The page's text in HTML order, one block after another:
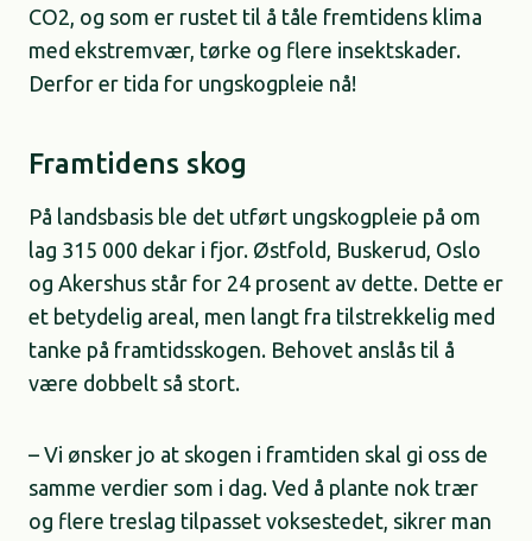
CO2, og som er rustet til å tåle fremtidens klima
med ekstremvær, tørke og flere insektskader.
Derfor er tida for ungskogpleie nå!
Framtidens skog
På landsbasis ble det utført ungskogpleie på om
lag 315 000 dekar i fjor. Østfold, Buskerud, Oslo
og Akershus står for 24 prosent av dette. Dette er
et betydelig areal, men langt fra tilstrekkelig med
tanke på framtidsskogen. Behovet anslås til å
være dobbelt så stort.
– Vi ønsker jo at skogen i framtiden skal gi oss de
samme verdier som i dag. Ved å plante nok trær
og flere treslag tilpasset voksestedet, sikrer man